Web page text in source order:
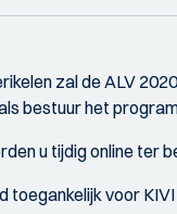
zal de ALV
bestuur het
u tijdig online ter
toegankelijk voor KIVI